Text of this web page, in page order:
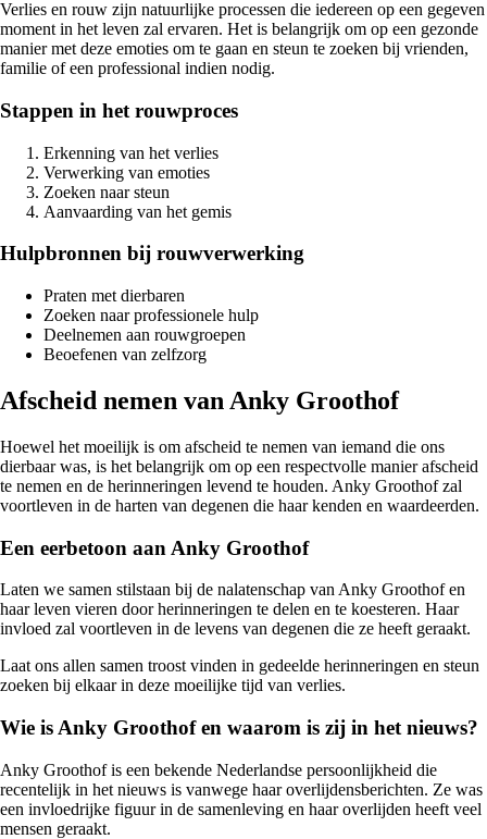
Verlies en rouw zijn natuurlijke processen die iedereen op een gegeven
moment in het leven zal ervaren. Het is belangrijk om op een gezonde
manier met deze emoties om te gaan en steun te zoeken bij vrienden,
familie of een professional indien nodig.
Stappen in het rouwproces
Erkenning van het verlies
Verwerking van emoties
Zoeken naar steun
Aanvaarding van het gemis
Hulpbronnen bij rouwverwerking
Praten met dierbaren
Zoeken naar professionele hulp
Deelnemen aan rouwgroepen
Beoefenen van zelfzorg
Afscheid nemen van Anky Groothof
Hoewel het moeilijk is om afscheid te nemen van iemand die ons
dierbaar was, is het belangrijk om op een respectvolle manier afscheid
te nemen en de herinneringen levend te houden. Anky Groothof zal
voortleven in de harten van degenen die haar kenden en waardeerden.
Een eerbetoon aan Anky Groothof
Laten we samen stilstaan bij de nalatenschap van Anky Groothof en
haar leven vieren door herinneringen te delen en te koesteren. Haar
invloed zal voortleven in de levens van degenen die ze heeft geraakt.
Laat ons allen samen troost vinden in gedeelde herinneringen en steun
zoeken bij elkaar in deze moeilijke tijd van verlies.
Wie is Anky Groothof en waarom is zij in het nieuws?
Anky Groothof is een bekende Nederlandse persoonlijkheid die
recentelijk in het nieuws is vanwege haar overlijdensberichten. Ze was
een invloedrijke figuur in de samenleving en haar overlijden heeft veel
mensen geraakt.